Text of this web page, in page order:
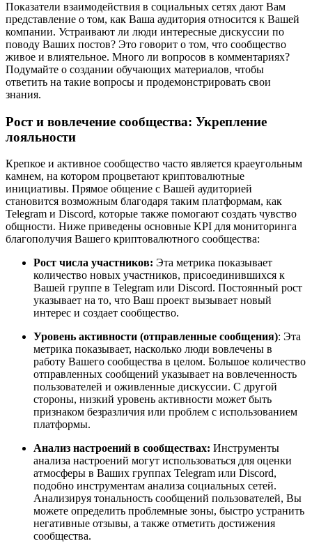
Показатели взаимодействия в социальных сетях дают Вам
представление о том, как Ваша аудитория относится к Вашей
компании. Устраивают ли люди интересные дискуссии по
поводу Ваших постов? Это говорит о том, что сообщество
живое и влиятельное. Много ли вопросов в комментариях?
Подумайте о создании обучающих материалов, чтобы
ответить на такие вопросы и продемонстрировать свои
знания.
Рост и вовлечение сообщества: Укрепление
лояльности
Крепкое и активное сообщество часто является краеугольным
камнем, на котором процветают криптовалютные
инициативы. Прямое общение с Вашей аудиторией
становится возможным благодаря таким платформам, как
Telegram и Discord, которые также помогают создать чувство
общности. Ниже приведены основные KPI для мониторинга
благополучия Вашего криптовалютного сообщества:
Рост числа участников: Эта метрика показывает
количество новых участников, присоединившихся к
Вашей группе в Telegram или Discord. Постоянный рост
указывает на то, что Ваш проект вызывает новый
интерес и создает сообщество.
Уровень активности (отправленные сообщения): Эта
метрика показывает, насколько люди вовлечены в
работу Вашего сообщества в целом. Большое количество
отправленных сообщений указывает на вовлеченность
пользователей и оживленные дискуссии. С другой
стороны, низкий уровень активности может быть
признаком безразличия или проблем с использованием
платформы.
Анализ настроений в сообществах: Инструменты
анализа настроений могут использоваться для оценки
атмосферы в Ваших группах Telegram или Discord,
подобно инструментам анализа социальных сетей.
Анализируя тональность сообщений пользователей, Вы
можете определить проблемные зоны, быстро устранить
негативные отзывы, а также отметить достижения
сообщества.